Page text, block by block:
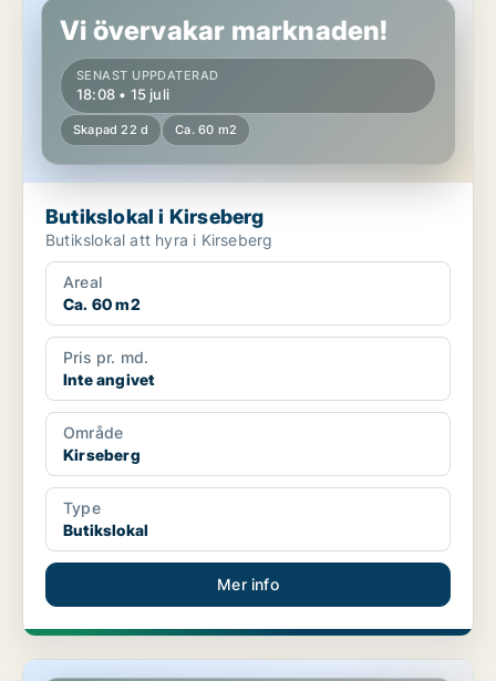
Vi övervakar marknaden!
SENAST UPPDATERAD
18:08 • 15 juli
Skapad 22 d Ca. 60 m2
Butikslokal i Kirseberg
Butikslokal att hyra i Kirseberg
Areal
Ca. 60 m2
Pris pr. md.
Inte angivet
Område
Kirseberg
Type
Butikslokal
Mer info
Butikslokal i Kirseberg